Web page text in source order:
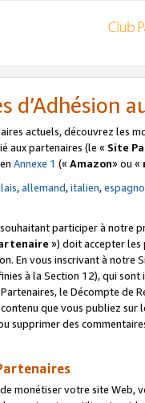
d’Adhésion
actuels, découvrez les
aux partenaires (le « Site
Annexe 1 (« Amazon» ou «
,allemand,italien,
participer à notre
») doit accepter les
En vous inscrivant à notre
à la Section 12), qui
le Décompte de
que vous publiez
supprimer des
monétiser votre site Web,